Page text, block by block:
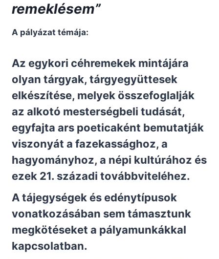
remeklésem”
A pályázat témája:
Az egykori céhremekek mintájára
olyan tárgyak, tárgyegyüttesek
elkészítése, melyek összefoglalják
az alkotó mesterségbeli tudását,
egyfajta ars poeticaként bemutatják
viszonyát a fazekassághoz, a
hagyományhoz, a népi kultúrához és
ezek 21. századi továbbviteléhez.
A tájegységek és edénytípusok
vonatkozásában sem támasztunk
megkötéseket a pályamunkákkal
kapcsolatban.